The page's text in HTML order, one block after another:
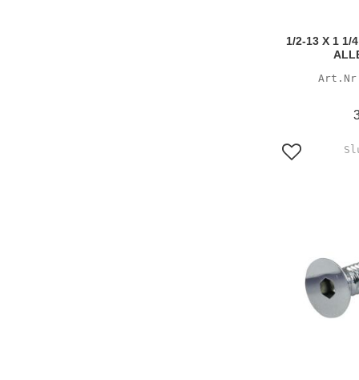
1/2-13 X 1 1/
Lägg till i